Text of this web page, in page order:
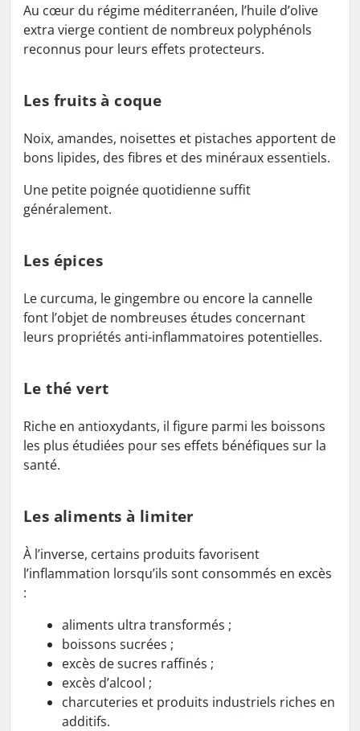
Au cœur du régime méditerranéen, l’huile d’olive
extra vierge contient de nombreux polyphénols
reconnus pour leurs effets protecteurs.
Les fruits à coque
Noix, amandes, noisettes et pistaches apportent de
bons lipides, des fibres et des minéraux essentiels.
Une petite poignée quotidienne suffit
généralement.
Les épices
Le curcuma, le gingembre ou encore la cannelle
font l’objet de nombreuses études concernant
leurs propriétés anti-inflammatoires potentielles.
Le thé vert
Riche en antioxydants, il figure parmi les boissons
les plus étudiées pour ses effets bénéfiques sur la
santé.
Les aliments à limiter
À l’inverse, certains produits favorisent
l’inflammation lorsqu’ils sont consommés en excès
:
aliments ultra transformés ;
boissons sucrées ;
excès de sucres raffinés ;
excès d’alcool ;
charcuteries et produits industriels riches en
additifs.